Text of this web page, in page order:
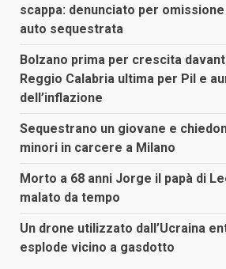
scappa: denunciato per
auto sequestrata
Bolzano prima per crescita
Reggio Calabria ultima per Pil e
dell’inflazione
Sequestrano un giovane e
minori in carcere a Milano
Morto a 68 anni Jorge il papà di
malato da tempo
Un drone utilizzato dall’Ucraina
esplode vicino a gasdotto